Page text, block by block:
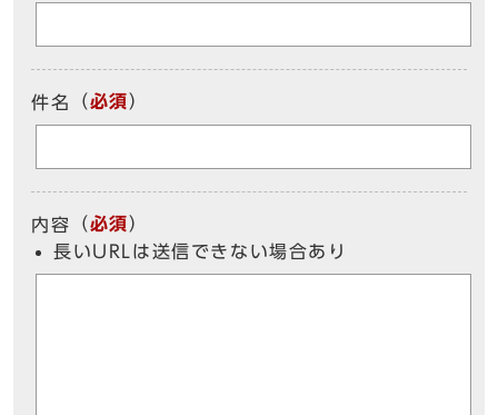
件名 （必須）
内容 （必須）
長いURLは送信できない場合あり